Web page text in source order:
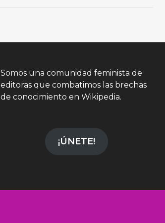
Somos una comunidad feminista de
editoras que combatimos las brechas
de conocimiento en Wikipedia.
¡ÚNETE!